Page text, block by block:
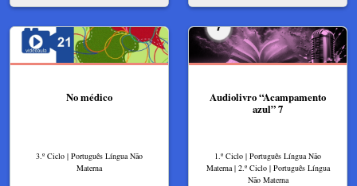
No médico
3.º Ciclo | Português Língua Não
Materna
Audiolivro “Acampamento
azul” 7
1.º Ciclo | Português Língua Não
Materna | 2.º Ciclo | Português Língua
Não Materna